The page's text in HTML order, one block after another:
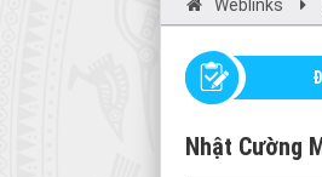
Weblinks
Nhật Cường